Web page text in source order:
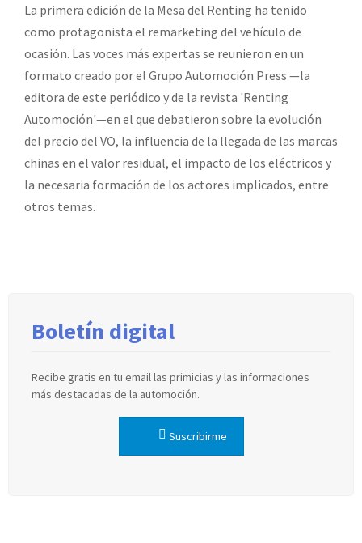
La primera edición de la Mesa del Renting ha tenido
como protagonista el remarketing del vehículo de
ocasión. Las voces más expertas se reunieron en un
formato creado por el Grupo Automoción Press —la
editora de este periódico y de la revista 'Renting
Automoción'—en el que debatieron sobre la evolución
del precio del VO, la influencia de la llegada de las marcas
chinas en el valor residual, el impacto de los eléctricos y
la necesaria formación de los actores implicados, entre
otros temas.
Boletín digital
Recibe gratis en tu email las primicias y las informaciones
más destacadas de la automoción.
Suscribirme